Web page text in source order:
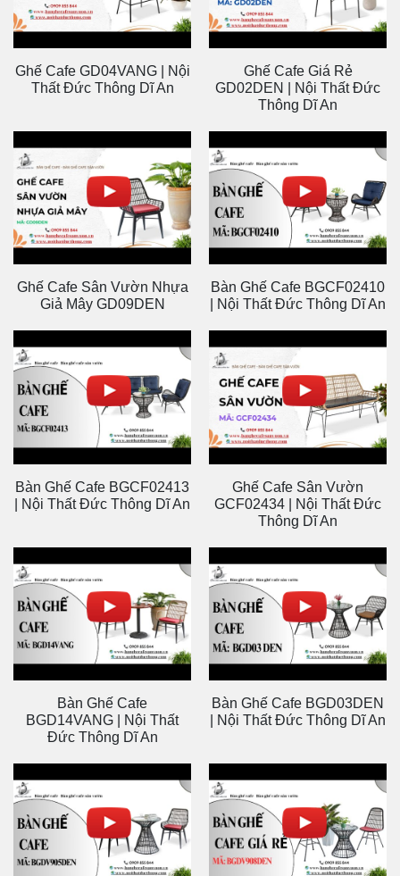
Ghế Cafe GD04VANG | Nội
Thất Đức Thông Dĩ An
Ghế Cafe Giá Rẻ
GD02DEN | Nội Thất Đức
Thông Dĩ An
Ghế Cafe Sân Vườn Nhựa
Giả Mây GD09DEN
Bàn Ghế Cafe BGCF02410
| Nội Thất Đức Thông Dĩ An
Bàn Ghế Cafe BGCF02413
| Nội Thất Đức Thông Dĩ An
Ghế Cafe Sân Vườn
GCF02434 | Nội Thất Đức
Thông Dĩ An
Bàn Ghế Cafe
BGD14VANG | Nội Thất
Đức Thông Dĩ An
Bàn Ghế Cafe BGD03DEN
| Nội Thất Đức Thông Dĩ An